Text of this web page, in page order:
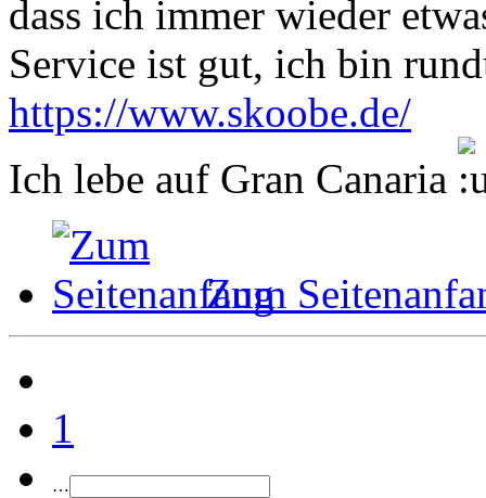
dass ich immer wieder
Service ist gut, ich bin
https://www.skoobe.de/
Ich lebe auf Gran Canaria
Zum
1
…